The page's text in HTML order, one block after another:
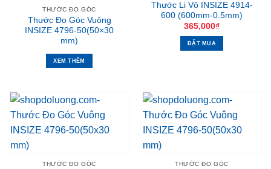
THƯỚC ĐO GÓC
Thước Đo Góc Vuông
INSIZE 4796-50(50×30
mm)
XEM THÊM
Thước Li Vô INSIZE 4914-
600 (600mm-0.5mm)
365,000₫
ĐẶT MUA
THƯỚC ĐO GÓC THƯỚC ĐO GÓC